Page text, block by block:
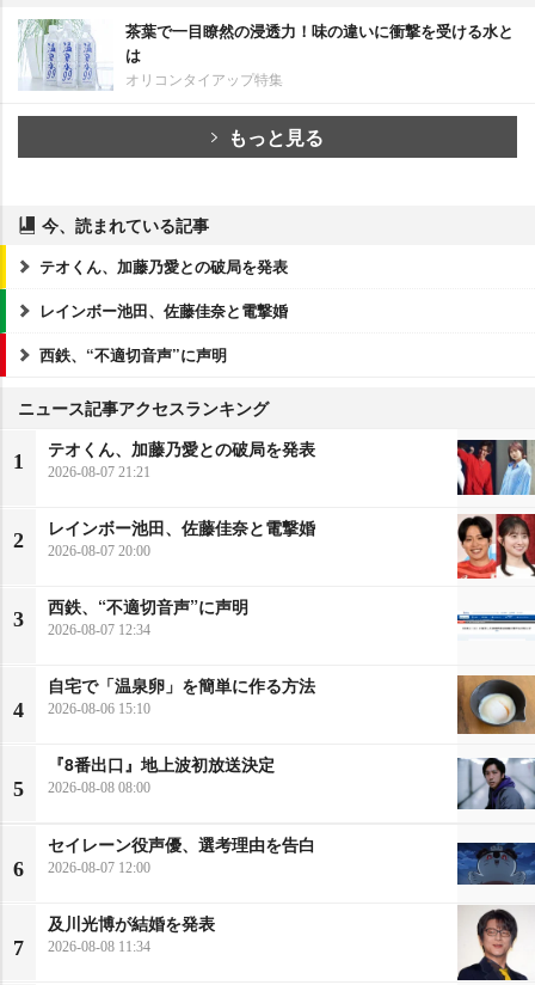
茶葉で一目瞭然の浸透力！味の違いに衝撃を受ける水と
は
オリコンタイアップ特集
もっと見る
今、読まれている記事
テオくん、加藤乃愛との破局を発表
レインボー池田、佐藤佳奈と電撃婚
西鉄、“不適切音声”に声明
ニュース記事アクセスランキング
1
テオくん、加藤乃愛との破局を発表
2026-08-07 21:21
2
レインボー池田、佐藤佳奈と電撃婚
2026-08-07 20:00
3
西鉄、“不適切音声”に声明
2026-08-07 12:34
4
自宅で「温泉卵」を簡単に作る方法
2026-08-06 15:10
5
『8番出口』地上波初放送決定
2026-08-08 08:00
6
セイレーン役声優、選考理由を告白
2026-08-07 12:00
7
及川光博が結婚を発表
2026-08-08 11:34